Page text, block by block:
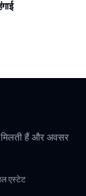
हैं और अवसर
एस्टेट